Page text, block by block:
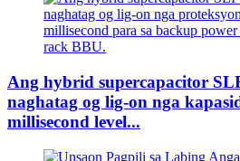
Ang hybrid supercapacitor
naghatag og lig-on nga
millisecond level...